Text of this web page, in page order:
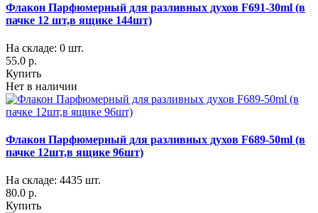
Флакон Парфюмерный для разливных духов F691-30ml (в
пачке 12 шт,в ящике 144шт)
На складе: 0 шт.
55.0 р.
Купить
Нет в наличии
Флакон Парфюмерный для разливных духов F689-50ml (в
пачке 12шт,в ящике 96шт)
На складе: 4435 шт.
80.0 р.
Купить